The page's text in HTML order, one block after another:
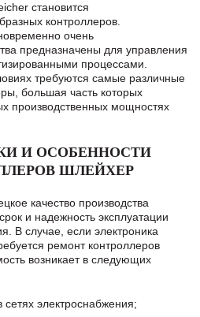
становится
контроллеров.
очень
предназначены для управления
процессами.
требуются самые различные
большая часть которых
производственных мощностях
И ОСОБЕННОСТИ
ШЛЕЙХЕР
качество производства
и надежность эксплуатации
В случае, если электроника
ремонт контроллеров
возникает в следующих
электроснабжения;